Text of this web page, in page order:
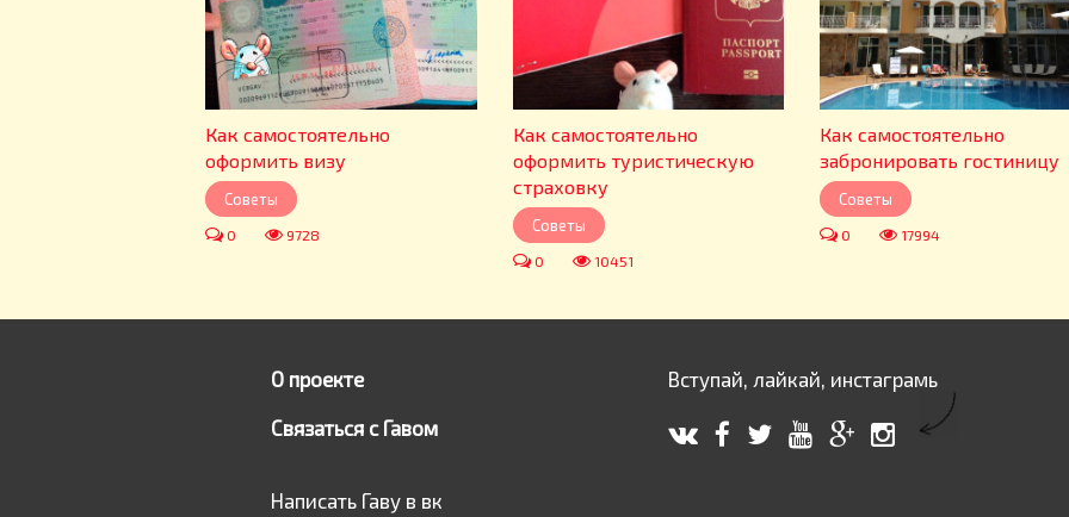
Как самостоятельно
оформить визу
Советы
0 9728
Как самостоятельно
оформить туристическую
страховку
Советы
0 10451
Как самостоятельно
забронировать гостиницу
Советы
0 17994
О проекте
Связаться с Гавом
Написать Гаву в вк
Вступай, лайкай, инстаграмь